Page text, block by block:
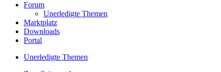
Forum
Unerledigte Themen
Marktplatz
Downloads
Portal
Unerledigte Themen